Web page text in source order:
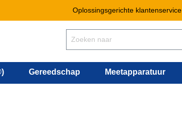
Oplossingsgerichte klantenservice
Gereedschap Meetapparatuur